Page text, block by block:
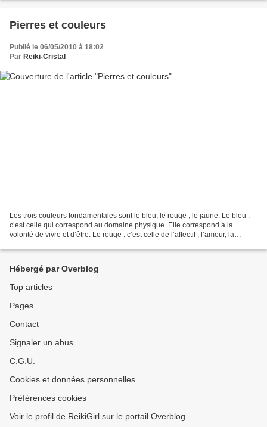
Pierres et couleurs
Publié le 06/05/2010 à 18:02
Par Reiki-Cristal
Les trois couleurs fondamentales sont le bleu, le rouge , le jaune. Le bleu :
c’est celle qui correspond au domaine physique. Elle correspond à la
volonté de vivre et d’être. Le rouge : c’est celle de l’affectif ; l’amour, la
Hébergé par Overblog
Top articles
Pages
Contact
Signaler un abus
C.G.U.
Cookies et données personnelles
Préférences cookies
Voir le profil de ReikiGirl sur le portail Overblog